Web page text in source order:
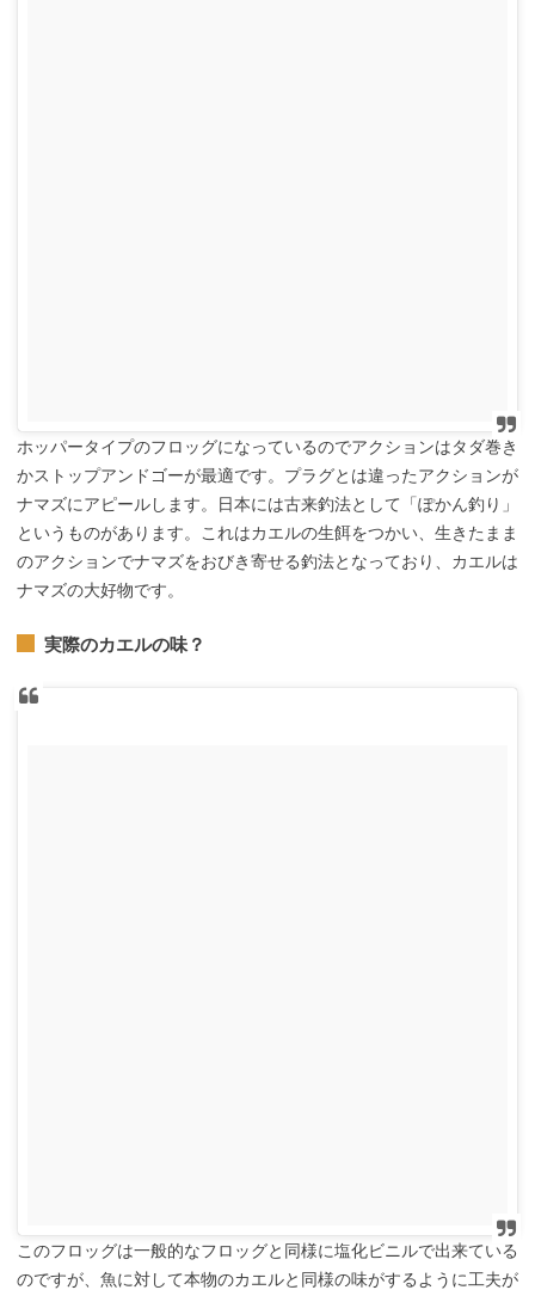
ホッパータイプのフロッグになっているのでアクションはタダ巻き
かストップアンドゴーが最適です。プラグとは違ったアクションが
ナマズにアピールします。日本には古来釣法として「ぽかん釣り」
というものがあります。これはカエルの生餌をつかい、生きたまま
のアクションでナマズをおびき寄せる釣法となっており、カエルは
ナマズの大好物です。
実際のカエルの味？
このフロッグは一般的なフロッグと同様に塩化ビニルで出来ている
のですが、魚に対して本物のカエルと同様の味がするように工夫が